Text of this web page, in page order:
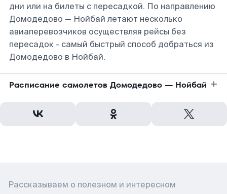
дни или на билеты с пересадкой. По направлению
Домодедово — Нойбай летают несколько
авиаперевозчиков осуществляя рейсы без
пересадок - самый быстрый способ добраться из
Домодедово в Нойбай.
Расписание самолетов Домодедово — Нойбай
Рассказываем о полезном и интересном